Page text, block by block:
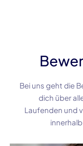
Bei uns geht die
dich über
Laufenden und